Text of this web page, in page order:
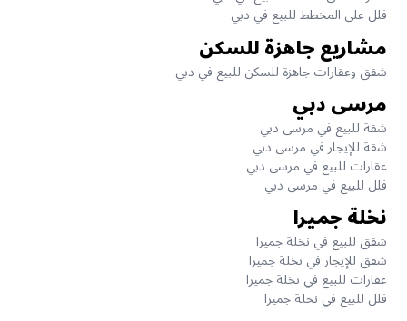
فلل على المخطط للبيع في دبي
مشاريع جاهزة للسكن
شقق وعقارات جاهزة للسكن للبيع في دبي
مرسى دبي
شقة للبيع في مرسى دبي
شقة للإيجار في مرسى دبي
عقارات للبيع في مرسى دبي
فلل للبيع في مرسى دبي
نخلة جميرا
شقق للبيع في نخلة جميرا
شقق للإيجار في نخلة جميرا
عقارات للبيع في نخلة جميرا
فلل للبيع في نخلة جميرا